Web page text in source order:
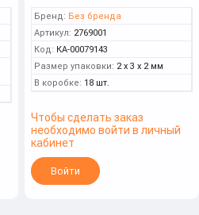
Бренд: Без бренда
Артикул: 2769001
Код: КА-00079143
Размер упаковки: 2 x 3 x 2 мм
В коробке: 18 шт.
Чтобы сделать заказ
необходимо войти в личный
кабинет
Войти